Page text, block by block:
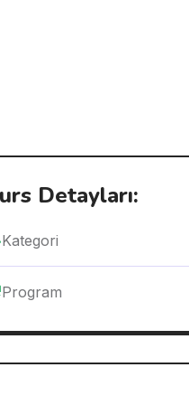
Detayları:
Kategori
Program